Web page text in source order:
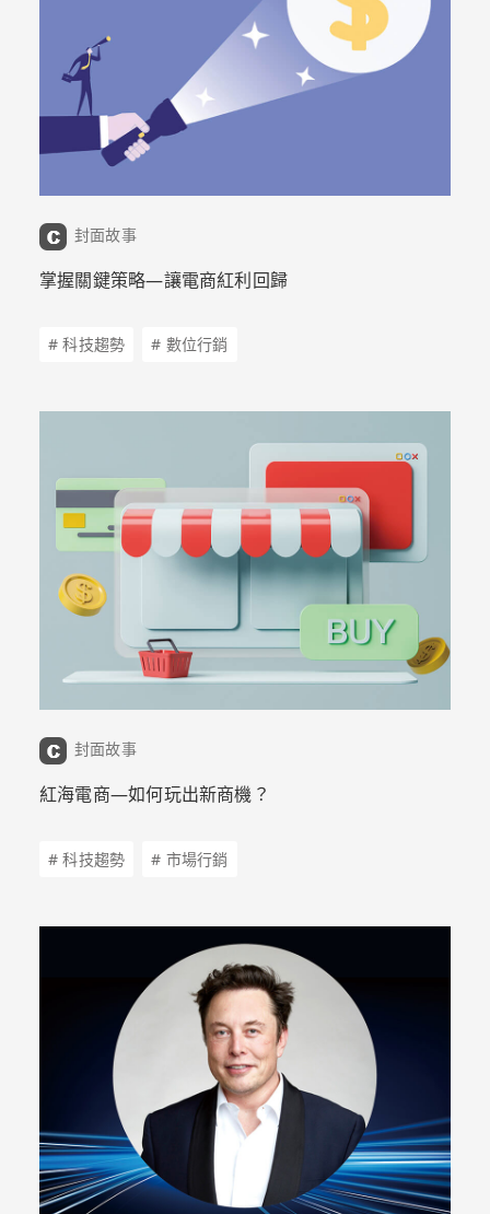
封面故事
掌握關鍵策略—讓電商紅利回歸
# 科技趨勢 # 數位行銷
封面故事
紅海電商—如何玩出新商機？
# 科技趨勢 # 市場行銷